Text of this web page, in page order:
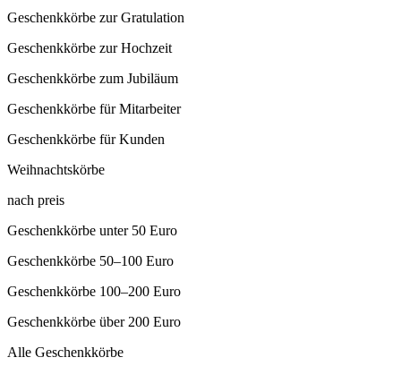
Geschenkkörbe zur Gratulation
Geschenkkörbe zur Hochzeit
Geschenkkörbe zum Jubiläum
Geschenkkörbe für Mitarbeiter
Geschenkkörbe für Kunden
Weihnachtskörbe
nach preis
Geschenkkörbe unter 50 Euro
Geschenkkörbe 50–100 Euro
Geschenkkörbe 100–200 Euro
Geschenkkörbe über 200 Euro
Alle Geschenkkörbe